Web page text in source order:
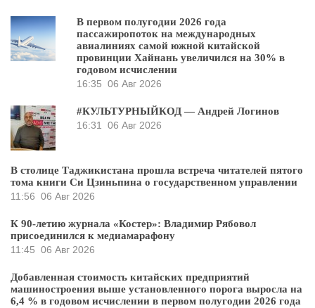
В первом полугодии 2026 года
пассажиропоток на международных
авиалиниях самой южной китайской
провинции Хайнань увеличился на 30% в
годовом исчислении
16:35 06 Авг 2026
#КУЛЬТУРНЫЙКОД — Андрей Логинов
16:31 06 Авг 2026
В столице Таджикистана прошла встреча читателей пятого
тома книги Си Цзиньпина о государственном управлении
11:56 06 Авг 2026
К 90-летию журнала «Костер»: Владимир Рябовол
присоединился к медиамарафону
11:45 06 Авг 2026
Добавленная стоимость китайских предприятий
машиностроения выше установленного порога выросла на
6,4 % в годовом исчислении в первом полугодии 2026 года